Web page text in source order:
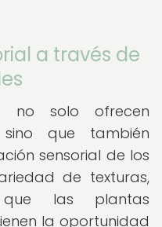
a través de
no solo ofrecen
sino que también
sensorial de los
de texturas,
las plantas
la oportunidad